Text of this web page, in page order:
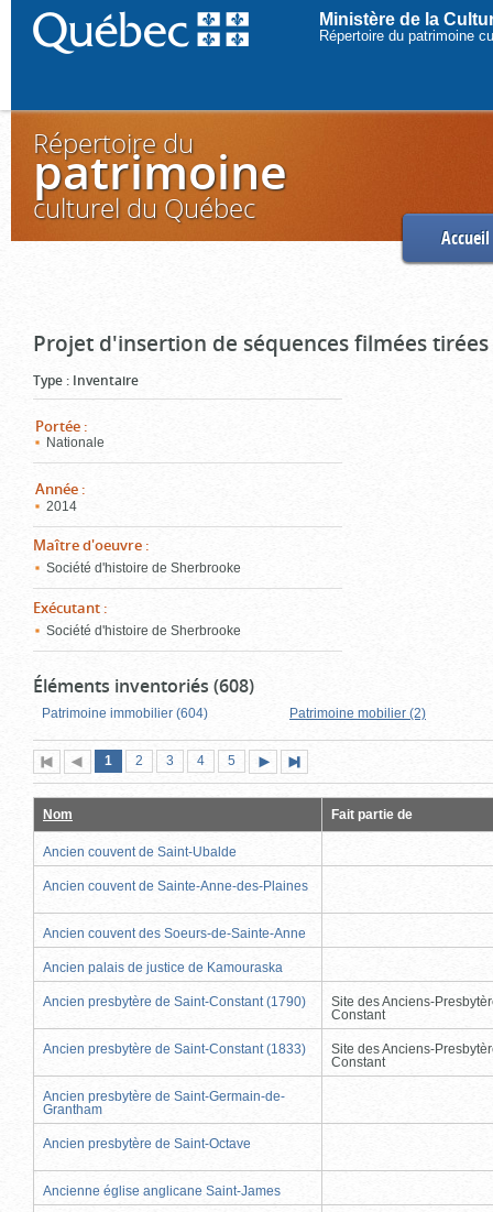
Ministère de la
Répertoire du patrimoine
Répertoire du
patrimoine
culturel du Québec
Accueil
Projet d'insertion de séquences filmées
Type : Inventaire
Portée :
Nationale
Année :
2014
Maître d'oeuvre :
Société d'histoire de Sherbrooke
Exécutant :
Société d'histoire de Sherbrooke
Éléments inventoriés (608)
Patrimoine immobilier (604) Patrimoine mobilier (2)
Première
page
Page
précédente
Page
1 (page
actuelle)
Page
2 Page
3 Page
4 Page
5
suivante
page
Nom Fait partie de
Ancien couvent de Saint-Ubalde
Ancien couvent de Sainte-Anne-des-Plaines
Ancien couvent des Soeurs-de-Sainte-Anne
Ancien palais de justice de Kamouraska
Ancien presbytère de Saint-Constant (1790)
Site des Anciens-
Constant
Ancien presbytère de Saint-Constant (1833)
Site des Anciens-
Constant
Ancien presbytère de Saint-Germain-de-
Grantham
Ancien presbytère de Saint-Octave
Ancienne église anglicane Saint-James